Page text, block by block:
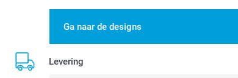
Ga naar de designs
Levering